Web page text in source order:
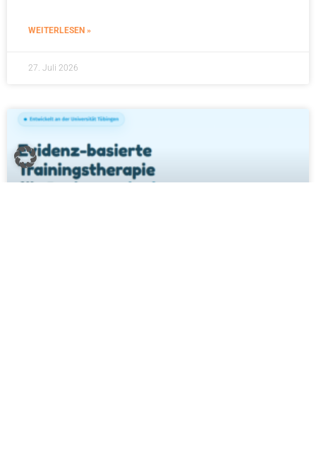
WEITERLESEN »
27. Juli 2026